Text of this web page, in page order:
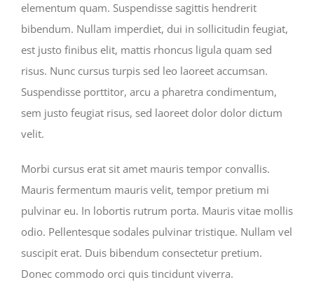
elementum quam. Suspendisse sagittis hendrerit
bibendum. Nullam imperdiet, dui in sollicitudin feugiat,
est justo finibus elit, mattis rhoncus ligula quam sed
risus. Nunc cursus turpis sed leo laoreet accumsan.
Suspendisse porttitor, arcu a pharetra condimentum,
sem justo feugiat risus, sed laoreet dolor dolor dictum
velit.
Morbi cursus erat sit amet mauris tempor convallis.
Mauris fermentum mauris velit, tempor pretium mi
pulvinar eu. In lobortis rutrum porta. Mauris vitae mollis
odio. Pellentesque sodales pulvinar tristique. Nullam vel
suscipit erat. Duis bibendum consectetur pretium.
Donec commodo orci quis tincidunt viverra.